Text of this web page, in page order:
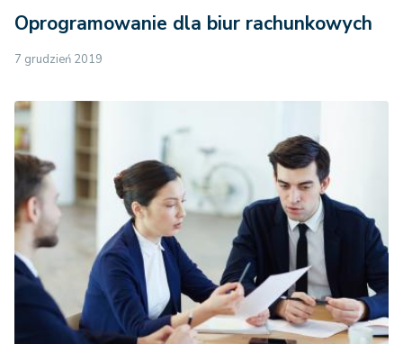
Oprogramowanie dla biur rachunkowych
7 grudzień 2019